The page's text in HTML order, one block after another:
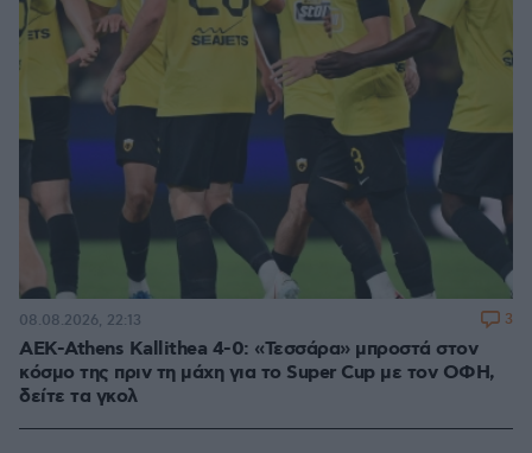
ΑΕΚ-Athens Kallithea 4-0: «Τεσσάρα» μπροστά στον
κόσμο της πριν τη μάχη για το Super Cup με τον ΟΦΗ,
δείτε τα γκολ
08.08.2026, 22:13 3